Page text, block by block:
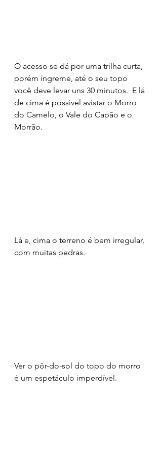
O acesso se dá por uma trilha curta,
porém íngreme, até o seu topo
você deve levar uns 30 minutos.  E lá
de cima é possível avistar o Morro
do Camelo, o Vale do Capão e o
Morrão.
Lá e, cima o terreno é bem irregular,
com muitas pedras.
Ver o pôr-do-sol do topo do morro
é um espetáculo imperdível.